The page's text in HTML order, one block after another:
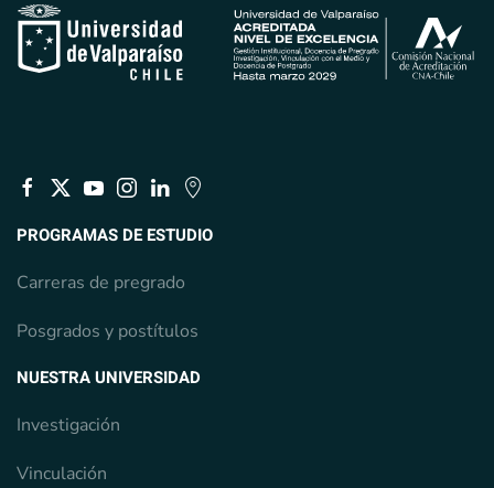
PROGRAMAS DE ESTUDIO
Carreras de pregrado
Posgrados y postítulos
NUESTRA UNIVERSIDAD
Investigación
Vinculación